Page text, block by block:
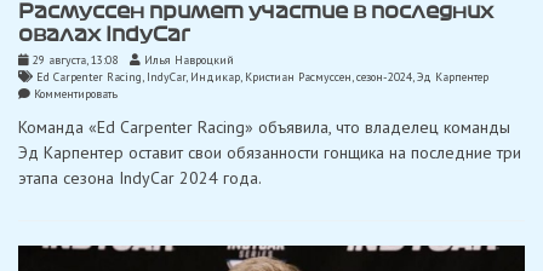
Расмуссен примет участие в последних
овалах IndyCar
29 августа, 13:08
Илья Навроцкий
Ed Carpenter Racing, IndyCar, Индикар, Кристиан Расмуссен,сезон-2024,Эд Карпентер
Комментироватьon
отходит
сторону:
Расмуссен
последних
Команда «Ed Carpenter Racing» объявила, что владелец команды
Эд Карпентер оставит свои обязанности гонщика на последние три
этапа сезона IndyCar 2024 года.